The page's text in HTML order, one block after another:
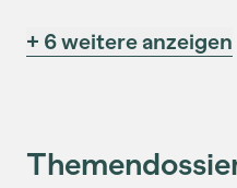
+ 6 weitere anzeigen